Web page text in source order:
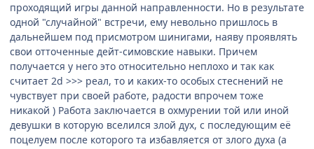
проходящий игры данной направленности. Но в результате
одной "случайной" встречи, ему невольно пришлось в
дальнейшем под присмотром шинигами, наяву проявлять
свои отточенные дейт-симовские навыки. Причем
получается у него это относительно неплохо и так как
считает 2d >>> реал, то и каких-то особых стеснений не
чувствует при своей работе, радости впрочем тоже
никакой ) Работа заключается в охмурении той или иной
девушки в которую вселился злой дух, с последующим её
поцелуем после которого та избавляется от злого духа (а